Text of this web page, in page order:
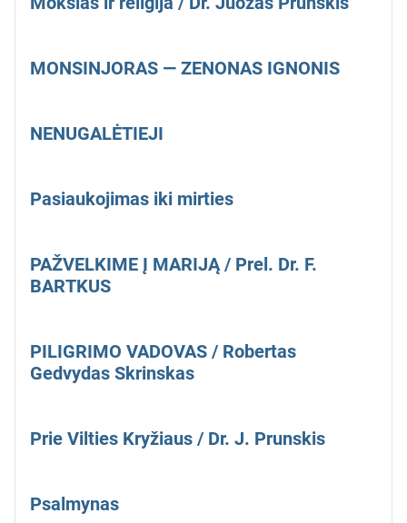
MONSINJORAS — ZENONAS IGNONIS
NENUGALĖTIEJI
Pasiaukojimas iki mirties
PAŽVELKIME Į MARIJĄ / Prel. Dr. F.
BARTKUS
PILIGRIMO VADOVAS / Robertas
Gedvydas Skrinskas
Prie Vilties Kryžiaus / Dr. J. Prunskis
Psalmynas